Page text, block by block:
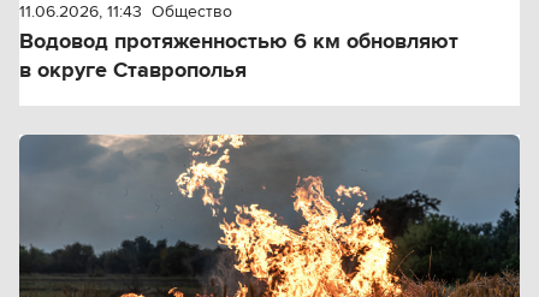
11.06.2026, 11:43 Общество
Водовод протяженностью 6 км обновляют
в округе Ставрополья